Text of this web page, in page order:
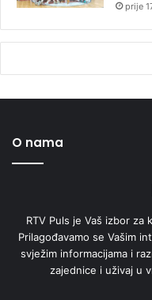
prije
O nama
RTV Puls je Vaš izbor
Prilagođavamo se Vašim
svježim informacijama i
zajednice i uživaj u